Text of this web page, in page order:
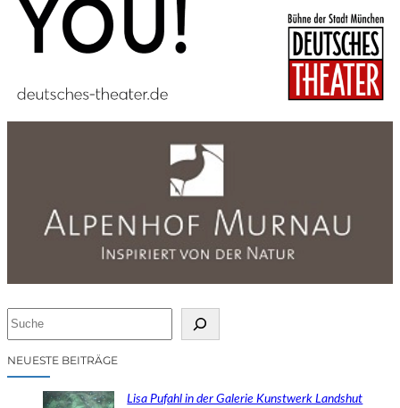
NEUESTE BEITRÄGE
Lisa Pufahl in der Galerie Kunstwerk Landshut